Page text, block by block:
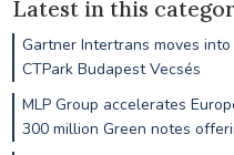
Latest in this
Gartner Intertrans moves
CTPark Budapest Vecsés
MLP Group accelerates
300 million Green notes